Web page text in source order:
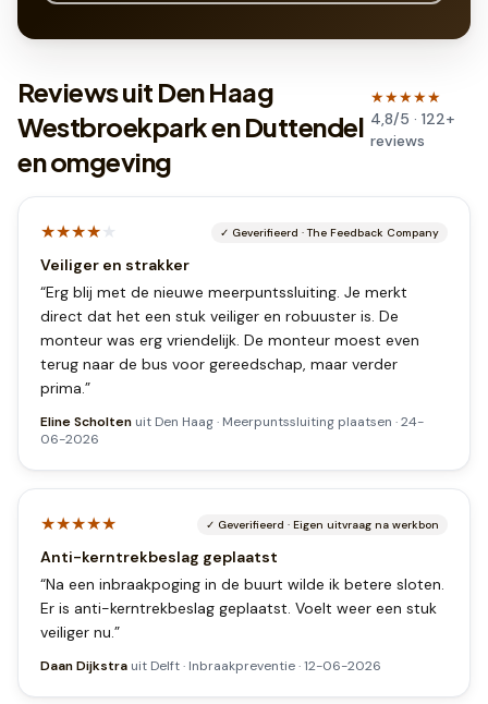
Reviews uit Den Haag
Westbroekpark en Duttendel
en omgeving
★★★★★
4,8/5 · 122+
reviews
★★★★★ ✓ Geverifieerd ·The Feedback Company
Veiliger en strakker
“Erg blij met de nieuwe meerpuntssluiting. Je merkt
direct dat het een stuk veiliger en robuuster is. De
monteur was erg vriendelijk. De monteur moest even
terug naar de bus voor gereedschap, maar verder
prima.”
Eline Scholten uit Den Haag· Meerpuntssluiting plaatsen ·24-
06-2026
★★★★★ ✓ Geverifieerd · Eigen uitvraag na werkbon
Anti-kerntrekbeslag geplaatst
“Na een inbraakpoging in de buurt wilde ik betere sloten.
Er is anti-kerntrekbeslag geplaatst. Voelt weer een stuk
veiliger nu.”
Daan Dijkstra uit Delft· Inbraakpreventie·12-06-2026